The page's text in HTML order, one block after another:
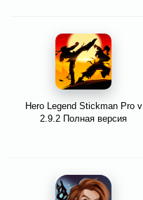
Hero Legend Stickman Pro v
2.9.2 Полная версия